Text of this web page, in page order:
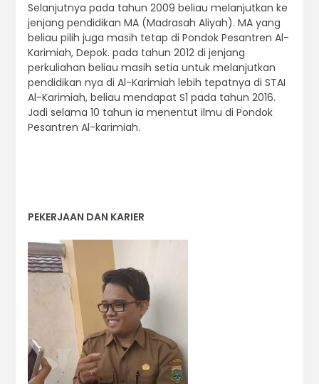
Selanjutnya pada tahun 2009 beliau melanjutkan ke
jenjang pendidikan MA (Madrasah Aliyah). MA yang
beliau pilih juga masih tetap di Pondok Pesantren Al-
Karimiah, Depok. pada tahun 2012 di jenjang
perkuliahan beliau masih setia untuk melanjutkan
pendidikan nya di Al-Karimiah lebih tepatnya di STAI
Al-Karimiah, beliau mendapat S1 pada tahun 2016.
Jadi selama 10 tahun ia menentut ilmu di Pondok
Pesantren Al-karimiah.
PEKERJAAN DAN KARIER